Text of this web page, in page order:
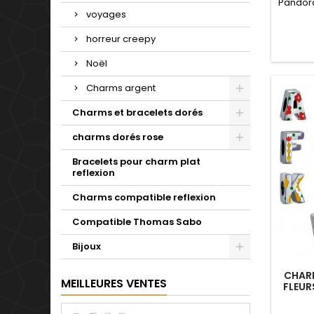
voyages
horreur creepy
Noël
Charms argent
Charms et bracelets dorés
charms dorés rose
Bracelets pour charm plat
reflexion
Charms compatible reflexion
Compatible Thomas Sabo
Bijoux
MEILLEURES VENTES
de